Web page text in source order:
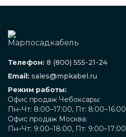
Телефон: 8 (800) 555-21-24
Email: sales@mpkabel.ru
Режим работы:
Офис продаж Чебоксары:
Пн–Чт: 8:00–17:00, Пт: 8:00–16:00
Офис продаж Москва:
Пн–Чт: 9:00–18:00, Пт: 9:00–17:00